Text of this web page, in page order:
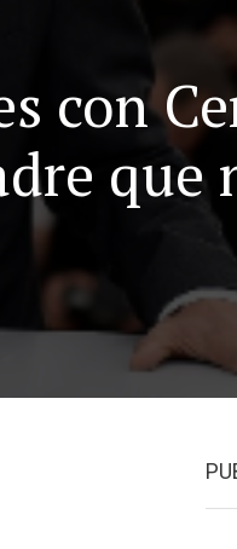
con
que